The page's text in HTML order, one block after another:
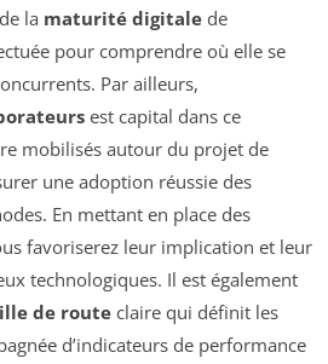
la maturité digitale de
pour comprendre où elle se
Par ailleurs,
est capital dans ce
mobilisés autour du projet de
une adoption réussie des
En mettant en place des
favoriserez leur implication et leur
technologiques. Il est également
de route claire qui définit les
d’indicateurs de performance